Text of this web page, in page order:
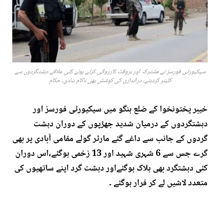
سیکیورٹی فورسز نے مشترکہ اور بروقت کارروائی کرتے ہوئے کئی علاقے دہشتگردوں سے
کلیئر کردیئے، دراندازی کی کوشش بھی ناکام بنادی، حکام
خیبر پختونخوا کے ضلع ہنگو میں سیکیورٹی فورسز اور
دہشتگردوں کے درمیان شدید جھڑپوں کے دوران دہشت
گردوں کے جانب سے داغے گئے مارٹر گولے مقامی آبادی پر بھی
گرے جس سے 6 شہری شہید اور 13 زخمی ہوگئے،اس دوران
کئی دہشتگرد بھی ہلاک ہوگئےاور دہشت گرد اپنے ساتھیوں کی
متعدد لاشیں لے کر فرار ہوگئے ۔